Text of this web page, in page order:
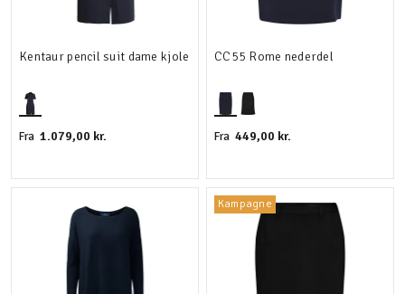
Kentaur pencil suit dame kjole
Fra 1.079,00 kr.
CC55 Rome nederdel
Fra 449,00 kr.
Kampagne